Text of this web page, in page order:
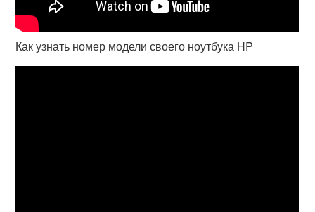
Как узнать номер модели своего ноутбука HP